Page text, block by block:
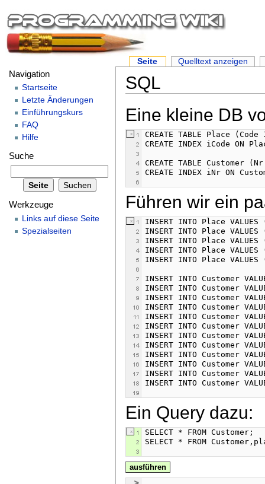
SQL
Eine kleine DB
Führen wir ein
Ein Query dazu:
ausführen
Seite Quelltext anzeigen
Navigation
Startseite
Letzte Änderungen
Einführungskurs
FAQ
Hilfe
Suche
Werkzeuge
Links auf diese Seite
Spezialseiten